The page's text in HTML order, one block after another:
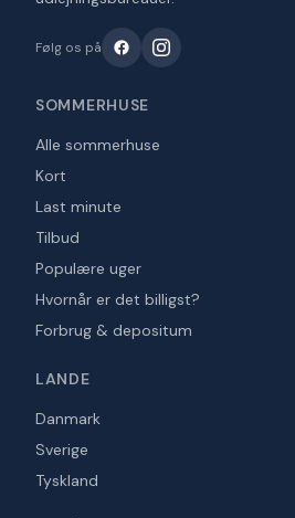
Følg os på
SOMMERHUSE
Alle sommerhuse
Kort
Last minute
Tilbud
Populære uger
Hvornår er det billigst?
Forbrug & depositum
LANDE
Danmark
Sverige
Tyskland